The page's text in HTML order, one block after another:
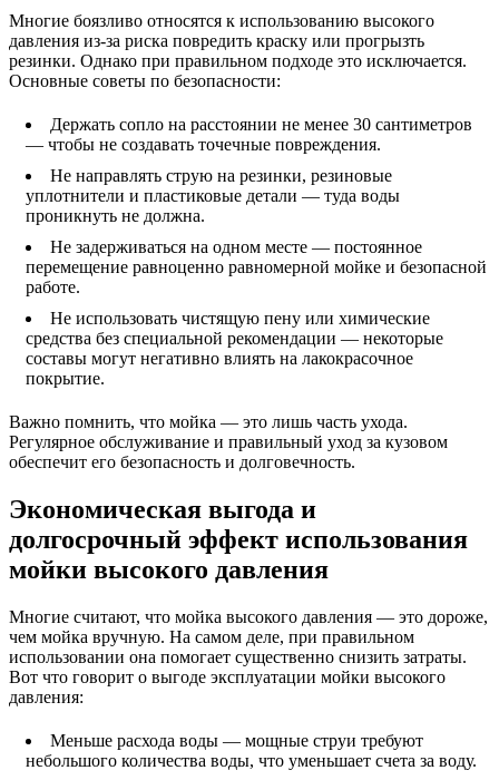
Многие боязливо относятся к использованию высокого
давления из-за риска повредить краску или прогрызть
резинки. Однако при правильном подходе это исключается.
Основные советы по безопасности:
Держать сопло на расстоянии не менее 30 сантиметров
— чтобы не создавать точечные повреждения.
Не направлять струю на резинки, резиновые
уплотнители и пластиковые детали — туда воды
проникнуть не должна.
Не задерживаться на одном месте — постоянное
перемещение равноценно равномерной мойке и безопасной
работе.
Не использовать чистящую пену или химические
средства без специальной рекомендации — некоторые
составы могут негативно влиять на лакокрасочное
покрытие.
Важно помнить, что мойка — это лишь часть ухода.
Регулярное обслуживание и правильный уход за кузовом
обеспечит его безопасность и долговечность.
Экономическая выгода и
долгосрочный эффект использования
мойки высокого давления
Многие считают, что мойка высокого давления — это дороже,
чем мойка вручную. На самом деле, при правильном
использовании она помогает существенно снизить затраты.
Вот что говорит о выгоде эксплуатации мойки высокого
давления:
Меньше расхода воды — мощные струи требуют
небольшого количества воды, что уменьшает счета за воду.